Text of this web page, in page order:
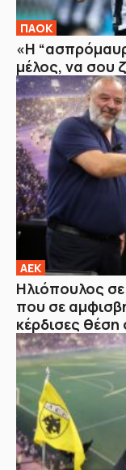
ΠΑΟΚ
«Η
μέλος, να σου
ΑΕΚ
Ηλιόπουλος
που σε
κέρδισες